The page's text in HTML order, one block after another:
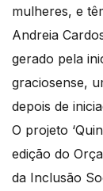
mulheres, e
Andreia
gerado pela
graciosense,
depois de
O projeto
edição do
da Inclusão